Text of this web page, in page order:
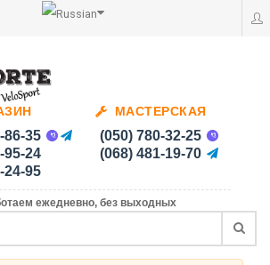
86-35
95-24
24-95
МАСТЕРСКАЯ
(050) 780-32-25
(068) 481-19-70
ежедневно, без выходных